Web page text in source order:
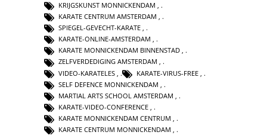
KRIJGSKUNST MONNICKENDAM ,
KARATE CENTRUM AMSTERDAM ,
SPIEGEL-GEVECHT-KARATE ,
KARATE-ONLINE-AMSTERDAM ,
KARATE MONNICKENDAM BINNENSTAD ,
ZELFVERDEDIGING AMSTERDAM ,
VIDEO-KARATELES
KARATE-VIRUS-FREE
SELF DEFENCE MONNICKENDAM
MARTIAL ARTS SCHOOL AMSTERDAM
KARATE-VIDEO-CONFERENCE
KARATE MONNICKENDAM CENTRUM
KARATE CENTRUM MONNICKENDAM